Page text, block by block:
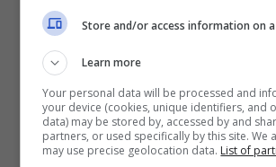
Visualizza questo post su Instagram
Store and/or access information on
Learn more
Your personal data will be processed and
your device (cookies, unique identifiers, and
data) may be stored by, accessed by and
partners, or used specifically by this site. We
may use precise geolocation data. List of